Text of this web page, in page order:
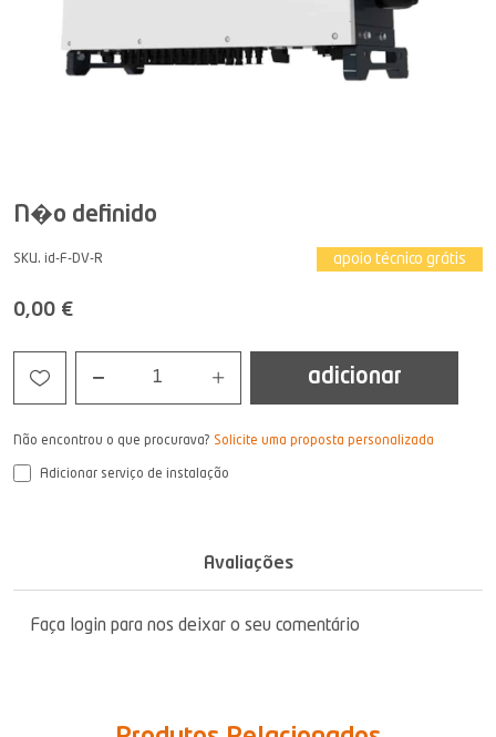
N�o definido
SKU. id-F-DV-R apoio técnico grátis
0,00 €
1 adicionar
Não encontrou o que procurava? Solicite uma proposta personalizada
Adicionar serviço de instalação
Avaliações
Faça login para nos deixar o seu comentário